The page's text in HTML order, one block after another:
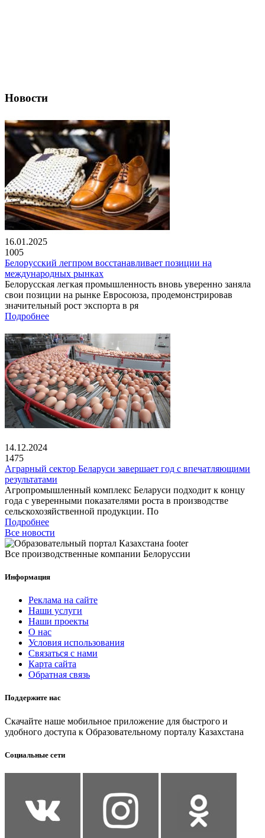
Новости
16.01.2025
1005
Белорусский легпром восстанавливает позиции на
международных рынках
Белорусская легкая промышленность вновь уверенно заняла
свои позиции на рынке Евросоюза, продемонстрировав
значительный рост экспорта в ря
Подробнее
14.12.2024
1475
Аграрный сектор Беларуси завершает год с впечатляющими
результатами
Агропромышленный комплекс Беларуси подходит к концу
года с уверенными показателями роста в производстве
сельскохозяйственной продукции. По
Подробнее
Все новости
Все производственные компании Белоруссии
Информация
Реклама на сайте
Наши услуги
Наши проекты
О нас
Условия использования
Связаться с нами
Карта сайта
Обратная связь
Поддержите нас
Скачайте наше мобильное приложение для быстрого и
удобного доступа к Образовательному порталу Казахстана
Социальные сети